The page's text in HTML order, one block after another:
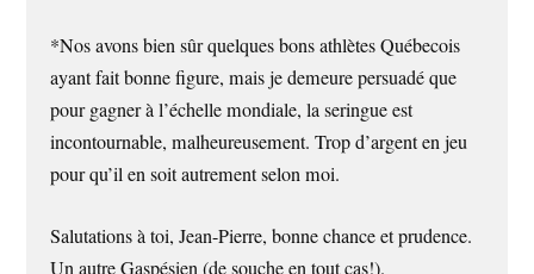
*Nos avons bien sûr quelques bons athlètes Québecois
ayant fait bonne figure, mais je demeure persuadé que
pour gagner à l’échelle mondiale, la seringue est
incontournable, malheureusement. Trop d’argent en jeu
pour qu’il en soit autrement selon moi.
Salutations à toi, Jean-Pierre, bonne chance et prudence.
Un autre Gaspésien (de souche en tout cas!).